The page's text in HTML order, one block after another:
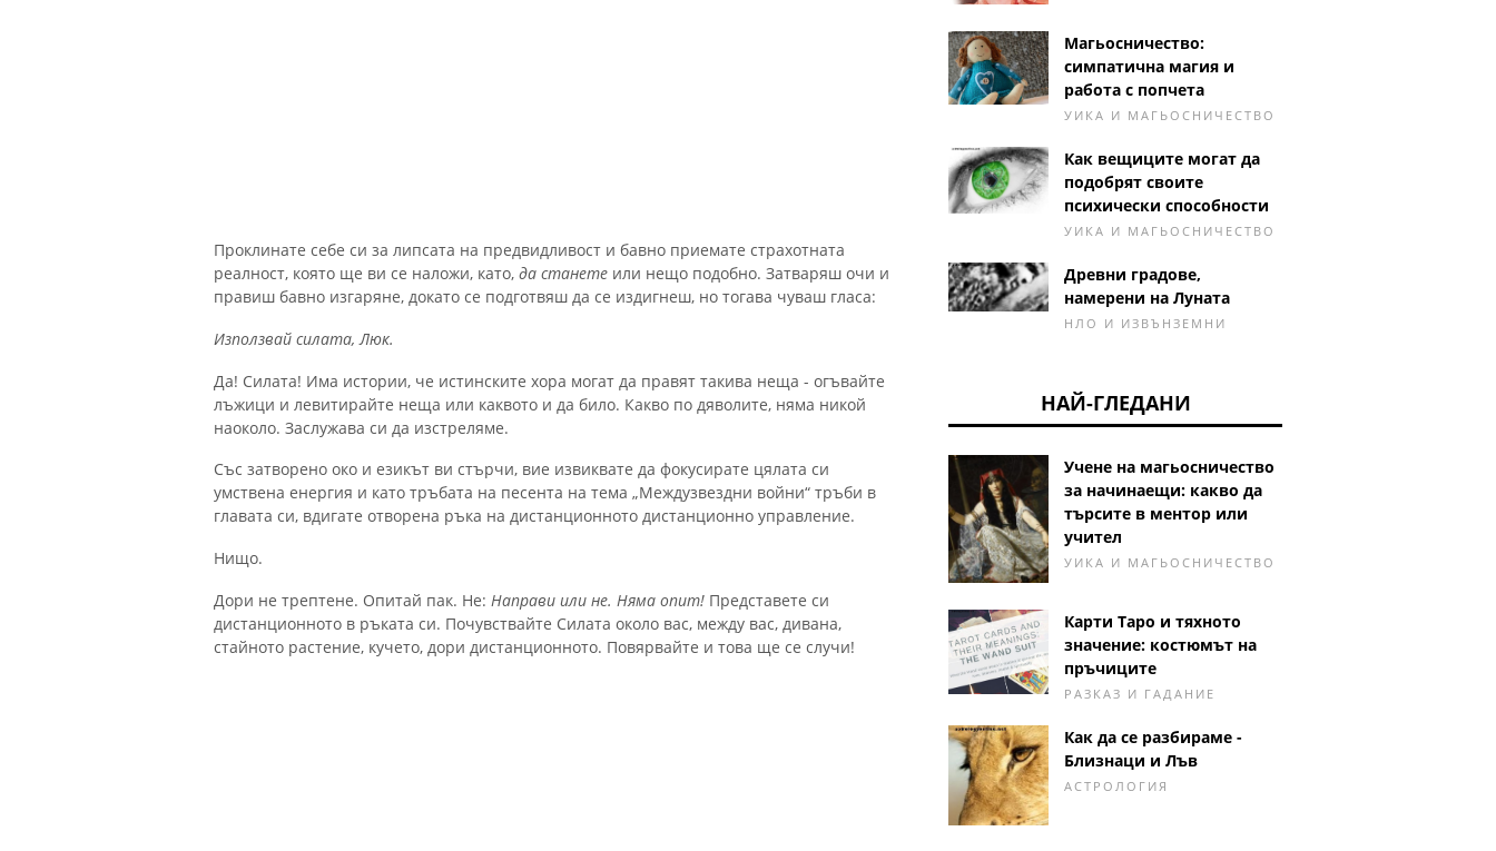
Проклинате себе си за липсата на предвидливост и бавно приемате страхотната
реалност, която ще ви се наложи, като, да станете или нещо подобно. Затваряш очи и
правиш бавно изгаряне, докато се подготвяш да се издигнеш, но тогава чуваш гласа:
Използвай силата, Люк.
Да! Силата! Има истории, че истинските хора могат да правят такива неща - огъвайте
лъжици и левитирайте неща или каквото и да било. Какво по дяволите, няма никой
наоколо. Заслужава си да изстреляме.
Със затворено око и езикът ви стърчи, вие извиквате да фокусирате цялата си
умствена енергия и като тръбата на песента на тема „Междузвездни войни“ тръби в
главата си, вдигате отворена ръка на дистанционното дистанционно управление.
Нищо.
Дори не трептене. Опитай пак. Не: Направи или не. Няма опит! Представете си
дистанционното в ръката си. Почувствайте Силата около вас, между вас, дивана,
стайното растение, кучето, дори дистанционното. Повярвайте и това ще се случи!
Магьосничество:
симпатична магия и
работа с попчета
УИКА И МАГЬОСНИЧЕСТВО
Как вещиците могат да
подобрят своите
психически способности
УИКА И МАГЬОСНИЧЕСТВО
Древни градове,
намерени на Луната
НЛО И ИЗВЪНЗЕМНИ
НАЙ-ГЛЕДАНИ
Учене на магьосничество
за начинаещи: какво да
търсите в ментор или
учител
УИКА И МАГЬОСНИЧЕСТВО
Карти Таро и тяхното
значение: костюмът на
пръчиците
РАЗКАЗ И ГАДАНИЕ
Как да се разбираме -
Близнаци и Лъв
АСТРОЛОГИЯ